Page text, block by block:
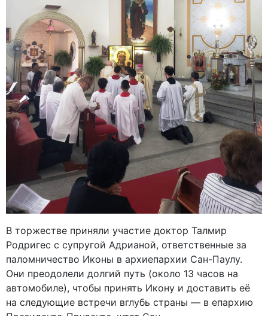
В торжестве приняли участие доктор Талмир
Родригес с супругой Адрианой, ответственные за
паломничество Иконы в архиепархии Сан-Паулу.
Они преодолели долгий путь (около 13 часов на
автомобиле), чтобы принять Икону и доставить её
на следующие встречи вглубь страны — в епархию